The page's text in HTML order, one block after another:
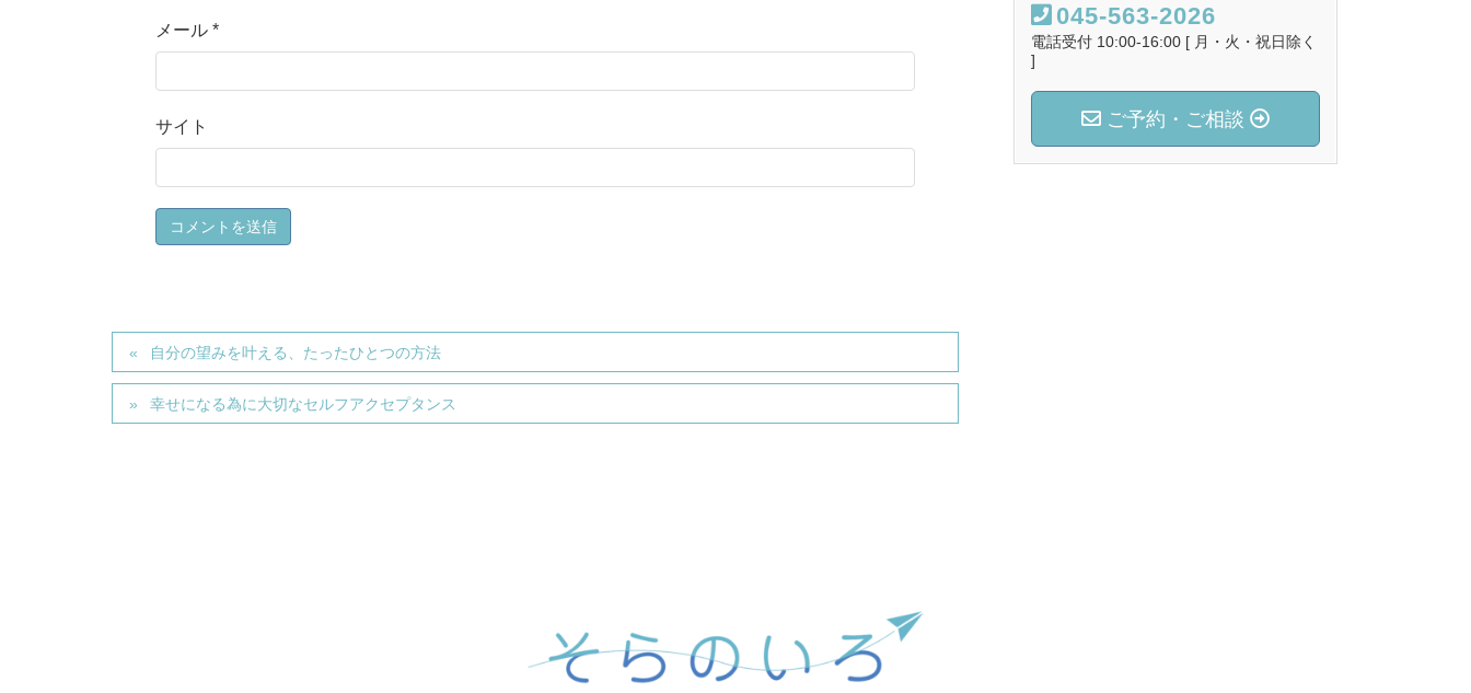
メール *
サイト
自分の望みを叶える、たったひとつの方法
幸せになる為に大切なセルフアクセプタンス
045-563-2026
電話受付 10:00-16:00 [ 月・火・祝日除く
]
ご予約・ご相談